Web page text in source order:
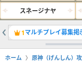
スネージナヤ
1マルチプレイ募集掲
ホーム 原神（げんしん）